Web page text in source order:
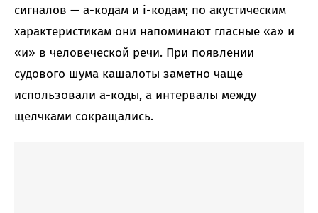
сигналов — a-кодам и i-кодам; по акустическим
характеристикам они напоминают гласные «а» и
«и» в человеческой речи. При появлении
судового шума кашалоты заметно чаще
использовали a-коды, а интервалы между
щелчками сокращались.